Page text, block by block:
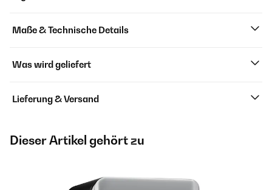
Maße & Technische Details
Was wird geliefert
Lieferung & Versand
Dieser Artikel gehört zu